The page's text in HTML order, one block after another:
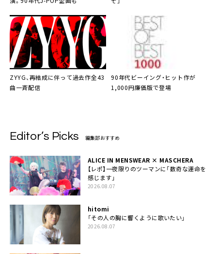
ZYYG、再結成に伴って過去作全43
曲一斉配信
90年代ビーイング・ヒット作が
1,000円廉価版で登場
Editor’s Picks 編集部おすすめ
ALICE IN MENSWEAR × MASCHERA
【レポ】一夜限りのツーマンに「数奇な運命を
感じます」
2026.08.07
hitomi
「その人の胸に響くように歌いたい」
2026.08.07